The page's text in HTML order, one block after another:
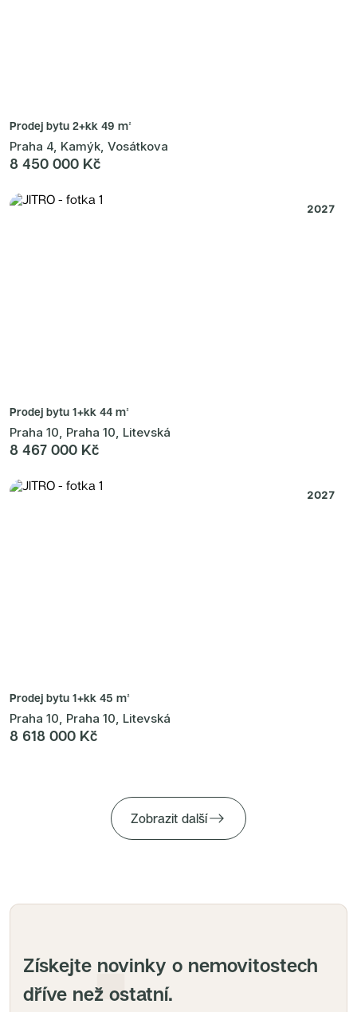
Prodej bytu 2+kk 49 m²
Praha 4, Kamýk, Vosátkova
8 450 000 Kč
2027
Prodej bytu 1+kk 44 m²
Praha 10, Praha 10, Litevská
8 467 000 Kč
2027
Prodej bytu 1+kk 45 m²
Praha 10, Praha 10, Litevská
8 618 000 Kč
Zobrazit další
Získejte novinky o nemovitostech
dříve než ostatní.